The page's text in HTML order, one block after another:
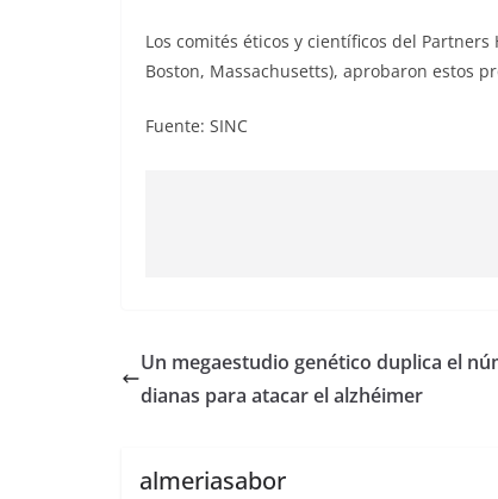
Los comités éticos y científicos del
Boston, Massachusetts), aprobaron estos
Fuente: SINC
Un megaestudio genético duplica el
dianas para atacar el alzhéimer
almeriasabor